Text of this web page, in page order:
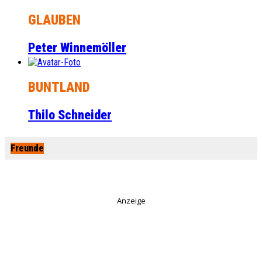
GLAUBEN
Peter Winnemöller
BUNTLAND
Thilo Schneider
Freunde
Anzeige